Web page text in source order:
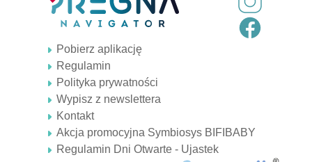
Pobierz aplikację
Regulamin
Polityka prywatności
Wypisz z newslettera
Kontakt
Akcja promocyjna Symbiosys BIFIBABY
Regulamin Dni Otwarte - Ujastek